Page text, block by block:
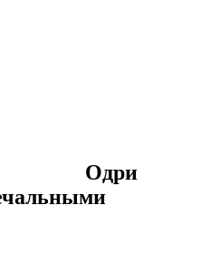
Одри